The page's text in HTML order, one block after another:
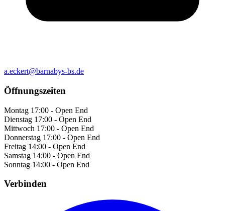
a.eckert@barnabys-bs.de
Öffnungszeiten
Montag 17:00 - Open End
Dienstag 17:00 - Open End
Mittwoch 17:00 - Open End
Donnerstag 17:00 - Open End
Freitag 14:00 - Open End
Samstag 14:00 - Open End
Sonntag 14:00 - Open End
Verbinden